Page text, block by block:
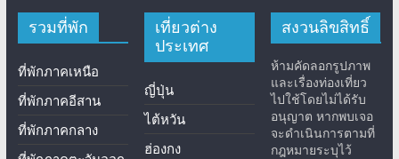
รวมที่พัก
ที่พักภาคเหนือ
ที่พักภาคอีสาน
ที่พักภาคกลาง
เที่ยวต่าง
ประเทศ
ญี่ปุ่น
ไต้หวัน
ฮ่องกง
สงวนลิขสิทธิ์
ห้ามคัดลอกรูปภาพ
และเรื่องท่องเที่ยว
ไปใช้โดยไม่ได้รับ
อนุญาต หากพบเจอ
จะดำเนินการตามที่
กฎหมายระบุไว้